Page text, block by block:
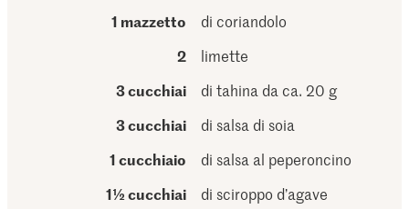
1 mazzetto
di coriandolo
2
limette
3 cucchiai
di tahina da ca. 20 g
3 cucchiai
di salsa di soia
1 cucchiaio
di salsa al peperoncino
1½ cucchiai
di sciroppo d’agave